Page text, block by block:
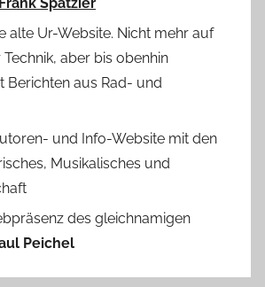
alte Ur-Website. Nicht mehr auf
aber bis obenhin
Berichten aus Rad- und
und Info-Website mit den
Musikalisches und
des gleichnamigen
Peichel